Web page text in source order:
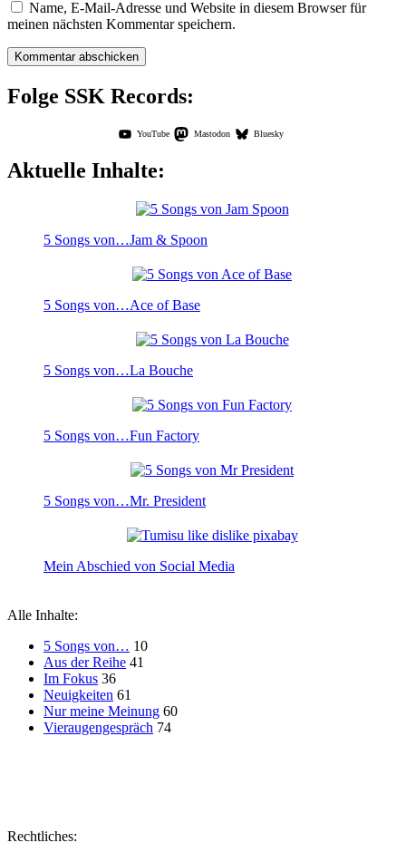
Name, E-Mail-Adresse und Website in diesem Browser für
meinen nächsten Kommentar speichern.
Folge SSK Records:
YouTube Mastodon Bluesky
Aktuelle Inhalte:
5 Songs von…Jam & Spoon
5 Songs von…Ace of Base
5 Songs von…La Bouche
5 Songs von…Fun Factory
5 Songs von…Mr. President
Mein Abschied von Social Media
Alle Inhalte:
5 Songs von… 10
Aus der Reihe 41
Im Fokus 36
Neuigkeiten 61
Nur meine Meinung 60
Vieraugengespräch 74
Rechtliches: